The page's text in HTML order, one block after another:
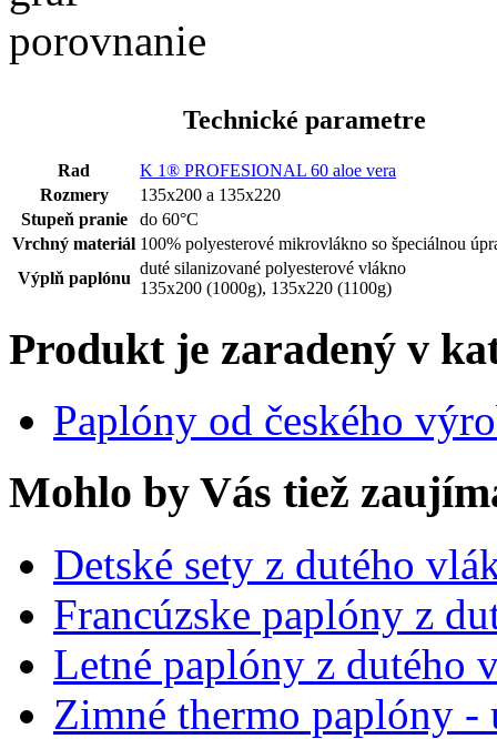
Technické parametre
Rad
K 1® PROFESIONAL 60 aloe vera
Rozmery
135x200 a 135x220
Stupeň pranie
do 60°C
Vrchný materiál 100% polyesterové mikrovlákno so špeciálnou
Výplň paplónu
duté silanizované polyesterové vlákno
135x200 (1000g), 135x220 (1100g)
Produkt je zaradený v
Paplóny od českého
Mohlo by Vás tiež
Detské sety z dutého
Francúzske paplóny z
Letné paplóny z dutého
Zimné thermo paplóny -